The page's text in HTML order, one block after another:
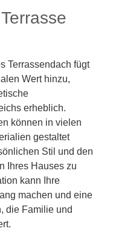
Terrassendach fügt
Wert hinzu,
erheblich.
können in vielen
gestaltet
Stil und den
Ihres Hauses zu
kann Ihre
machen und eine
die Familie und